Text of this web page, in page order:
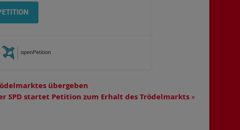
übergeben
SPD startet Petition zum Erhalt des Trödelmarkts »